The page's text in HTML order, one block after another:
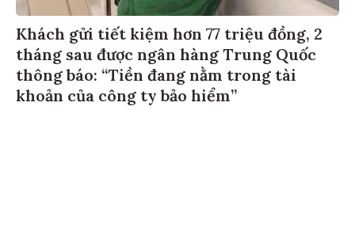
Khách gửi tiết kiệm hơn 77 triệu đồng, 2
tháng sau được ngân hàng Trung Quốc
thông báo: “Tiền đang nằm trong tài
khoản của công ty bảo hiểm”